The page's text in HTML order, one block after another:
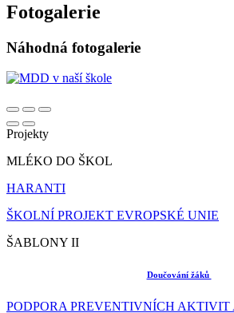
Fotogalerie
Náhodná fotogalerie
Projekty
MLÉKO DO ŠKOL
HARANTI
ŠKOLNÍ PROJEKT EVROPSKÉ UNIE
ŠABLONY II
Doučování žáků
PODPORA PREVENTIVNÍCH